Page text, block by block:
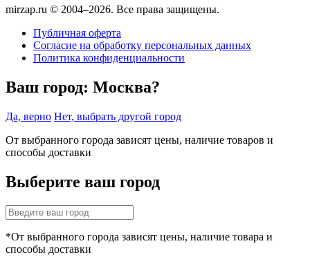
mirzap.ru © 2004–2026. Все права защищены.
Публичная оферта
Согласие на обработку персональных данных
Политика конфиденциальности
Ваш город: Москва?
Да, верно Нет, выбрать другой город
От выбранного города зависят цены, наличие товаров и
способы доставки
Выберите ваш город
*От выбранного города зависят цены, наличие товара и
способы доставки